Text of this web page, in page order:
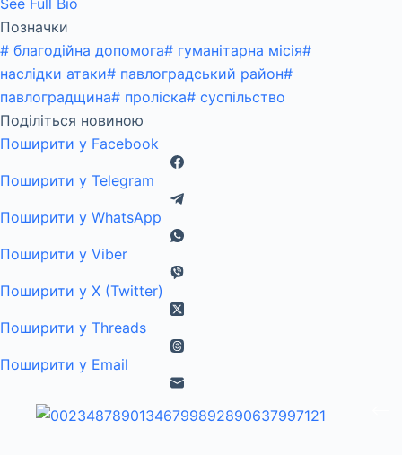
See Full Bio
Позначки
# благодійна допомога# гуманітарна місія#
наслідки атаки# павлоградський район#
павлоградщина# проліска# суспільство
Поділіться новиною
Поширити у Facebook
Поширити у Telegram
Поширити у WhatsApp
Поширити у Viber
Поширити у X (Twitter)
Поширити у Threads
Поширити у Email